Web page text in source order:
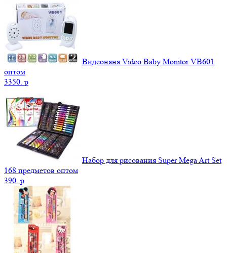
Видеоняня Video Baby Monitor VB601
оптом
3350. p
Набор для рисования Super Mega Art Set
168 предметов оптом
390. p